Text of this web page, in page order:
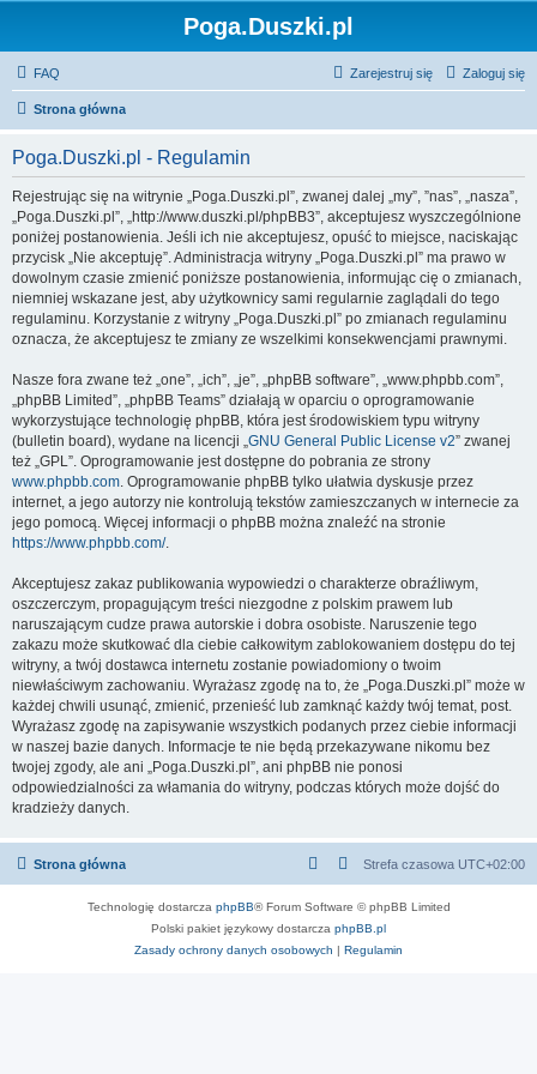
Poga.Duszki.pl
FAQ Zaloguj się
Zarejestruj się
Strona główna
Poga.Duszki.pl - Regulamin
Rejestrując się na witrynie „Poga.Duszki.pl”, zwanej dalej „my”, ”nas”, „nasza”,
„Poga.Duszki.pl”, „http://www.duszki.pl/phpBB3”, akceptujesz wyszczególnione
poniżej postanowienia. Jeśli ich nie akceptujesz, opuść to miejsce, naciskając
przycisk „Nie akceptuję”. Administracja witryny „Poga.Duszki.pl” ma prawo w
dowolnym czasie zmienić poniższe postanowienia, informując cię o zmianach,
niemniej wskazane jest, aby użytkownicy sami regularnie zaglądali do tego
regulaminu. Korzystanie z witryny „Poga.Duszki.pl” po zmianach regulaminu
oznacza, że akceptujesz te zmiany ze wszelkimi konsekwencjami prawnymi.
Nasze fora zwane też „one”, „ich”, „je”, „phpBB software”, „www.phpbb.com”,
„phpBB Limited”, „phpBB Teams” działają w oparciu o oprogramowanie
wykorzystujące technologię phpBB, która jest środowiskiem typu witryny
(bulletin board), wydane na licencji „GNU General Public License v2” zwanej
też „GPL”. Oprogramowanie jest dostępne do pobrania ze strony
www.phpbb.com. Oprogramowanie phpBB tylko ułatwia dyskusje przez
internet, a jego autorzy nie kontrolują tekstów zamieszczanych w internecie za
jego pomocą. Więcej informacji o phpBB można znaleźć na stronie
https://www.phpbb.com/.
Akceptujesz zakaz publikowania wypowiedzi o charakterze obraźliwym,
oszczerczym, propagującym treści niezgodne z polskim prawem lub
naruszającym cudze prawa autorskie i dobra osobiste. Naruszenie tego
zakazu może skutkować dla ciebie całkowitym zablokowaniem dostępu do tej
witryny, a twój dostawca internetu zostanie powiadomiony o twoim
niewłaściwym zachowaniu. Wyrażasz zgodę na to, że „Poga.Duszki.pl” może w
każdej chwili usunąć, zmienić, przenieść lub zamknąć każdy twój temat, post.
Wyrażasz zgodę na zapisywanie wszystkich podanych przez ciebie informacji
w naszej bazie danych. Informacje te nie będą przekazywane nikomu bez
twojej zgody, ale ani „Poga.Duszki.pl”, ani phpBB nie ponosi
odpowiedzialności za włamania do witryny, podczas których może dojść do
kradzieży danych.
Strona główna Strefa czasowa UTC+02:00
Technologię dostarcza phpBB® Forum Software © phpBB Limited
Polski pakiet językowy dostarcza phpBB.pl
Zasady ochrony danych osobowych | Regulamin